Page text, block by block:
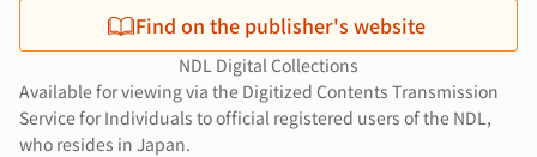
Find on the publisher's website
NDL Digital Collections
Available for viewing via the Digitized Contents Transmission
Service for Individuals to official registered users of the NDL,
who resides in Japan.